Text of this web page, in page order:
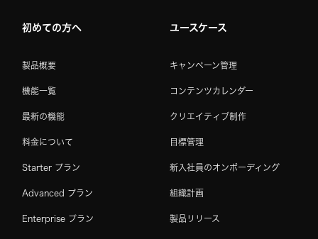
初めての方へ
製品概要
機能一覧
最新の機能
料金について
Starter プラン
Advanced プラン
Enterprise プラン
ユースケース
キャンペーン管理
コンテンツカレンダー
クリエイティブ制作
目標管理
新入社員のオンボーディング
組織計画
製品リリース